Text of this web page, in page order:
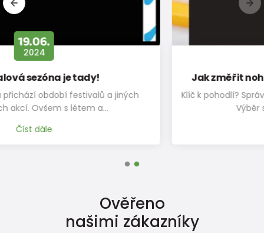
12.11.
Jak změřit nohu a vybrat správnou velikost?
Klíč k pohodlí? Správná velikost! Změřte nožku jako profík
Výběr správné velikosti obuvi…
Ověřeno
našimi zákazníky